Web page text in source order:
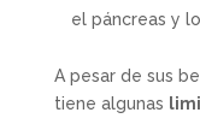
el páncreas y
A pesar de sus
tiene algunas